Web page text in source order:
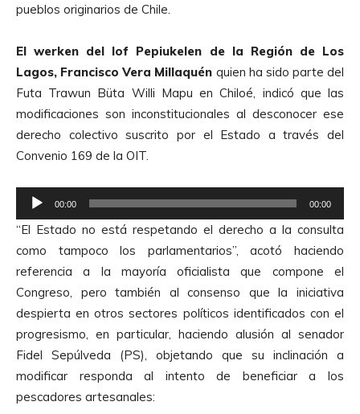
pueblos originarios de Chile.
El werken del lof Pepiukelen de la Región de Los
Lagos, Francisco Vera Millaquén quien ha sido parte del
Futa Trawun Büta Willi Mapu en Chiloé, indicó que las
modificaciones son inconstitucionales al desconocer ese
derecho colectivo suscrito por el Estado a través del
Convenio 169 de la OIT.
e
p
r
o
d
u
c
t
o
r
00:00 00:00
“El Estado no está respetando el derecho a la consulta
como tampoco los parlamentarios”, acotó haciendo
referencia a la mayoría oficialista que compone el
Congreso, pero también al consenso que la iniciativa
despierta en otros sectores políticos identificados con el
progresismo, en particular, haciendo alusión al senador
Fidel Sepúlveda (PS), objetando que su inclinación a
modificar responda al intento de beneficiar a los
pescadores artesanales: